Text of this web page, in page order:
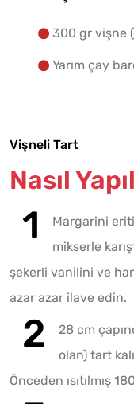
300 gr vişne
Yarım çay
Vişneli Tart
Nasıl
Margarini
mikserle
şekerli vanilini ve
azar azar ilave edin.
28 cm
olan) tart
Önceden ısıtılmış